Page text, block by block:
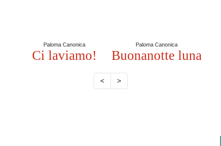
Paloma Canonica
Ci laviamo!
Paloma Canonica
Buonanotte luna
< >